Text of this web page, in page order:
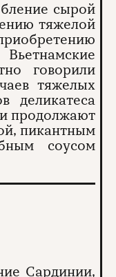
сырой
тяжелой
говорили
тяжелых
деликатеса
продолжают
пикантным
соусом
Сардинии,